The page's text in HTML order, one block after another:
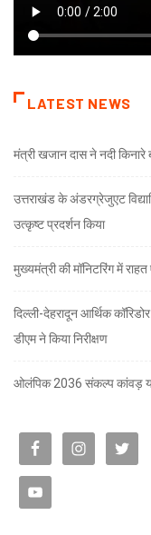
LATEST NEWS
मंत्री खजान दास ने नदी किनारे
उत्तराखंड के अंडरग्रेजुएट
उत्कृष्ट प्रदर्शन किया
मुख्यमंत्री की मॉनिटरिंग में
दिल्ली-देहरादून आर्थिक
डीएम ने किया निरीक्षण
ओलंपिक 2036 संकल्प कांवड़